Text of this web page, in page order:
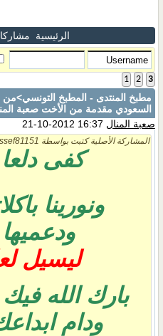
الرئيسية
1 2 3
مطبخ المنتدى - المطبخ التونسي>من
السعودي مقدمة من الأخت صعبة
صعبة المنال
المشاركة الأصلية كتبت بواسطة youssef81151:
كفى
ونورينا
ليسيل
بارك الله
ودام